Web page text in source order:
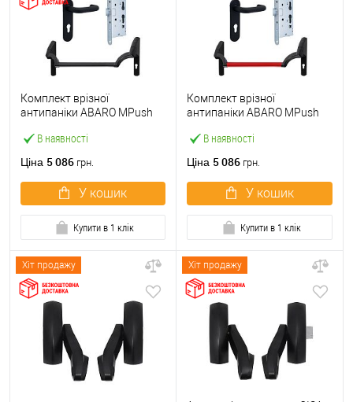
В наявності
Комплект врізної
антипаніки ABARO МPush
чорний із замком та ручкою
Ціна 5 086 грн.
У кошик
Купити в 1 клік
В наявності
Комплект врізної
антипаніки ABARO МPush
червоний із замком та
Ціна 5 086 грн.
У кошик
Купити в 1 клік
Хіт продажу Хіт продажу